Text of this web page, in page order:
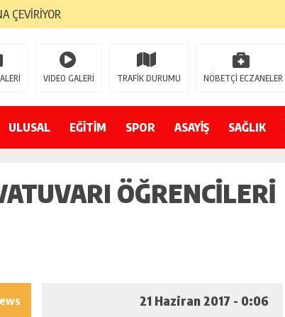
ÇEVİRİYOR
DURMAYA DAVET EDİYORUZ”
VIDEO GALERİ TRAFİK DURUMU NÖBETÇİ ECZANELER
ULUSAL EĞİTİM SPOR ASAYİŞ SAĞLIK
ÖĞRENCILERI
21 Haziran 2017 - 0:06